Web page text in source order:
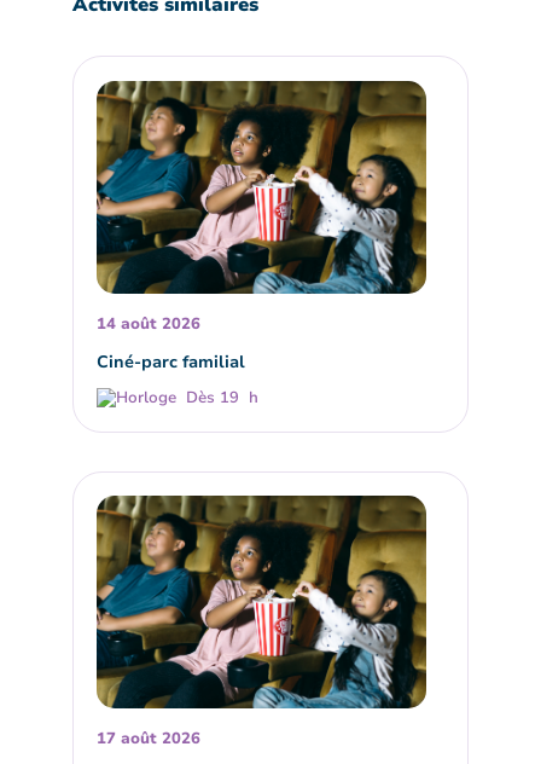
14 août 2026
Ciné-parc familial
Dès 19 h
17 août 2026